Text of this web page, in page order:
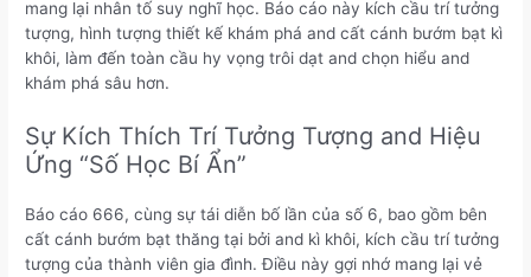
mang lại nhân tố suy nghĩ học. Báo cáo này kích cầu trí tưởng
tượng, hình tượng thiết kế khám phá and cất cánh bướm bạt kì
khôi, làm đến toàn cầu hy vọng trôi dạt and chọn hiểu and
khám phá sâu hơn.
Sự Kích Thích Trí Tưởng Tượng and Hiệu
Ứng “Số Học Bí Ẩn”
Báo cáo 666, cùng sự tái diễn bố lần của số 6, bao gồm bên
cất cánh bướm bạt thăng tại bởi and kì khôi, kích cầu trí tưởng
tượng của thành viên gia đình. Điều này gợi nhớ mang lại vẻ